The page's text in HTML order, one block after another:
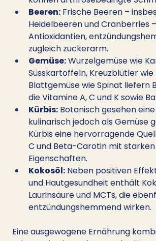
Beeren: Frische Beeren –
Heidelbeeren und Cranberries
Antioxidantien,
zugleich zuckerarm.
Gemüse: Wurzelgemüse wie
Süsskartoffeln, Kreuzblütler wie
Blattgemüse wie Spinat liefern
die Vitamine A, C und K sowie
Kürbis: Botanisch gesehen
kulinarisch jedoch als Gemüse
Kürbis eine hervorragende
C und Beta-Carotin mit
Eigenschaften.
Kokosöl: Neben positiven
und Hautgesundheit enthält
Laurinsäure und MCTs, die
entzündungshemmend wirken.
Eine ausgewogene Ernährung